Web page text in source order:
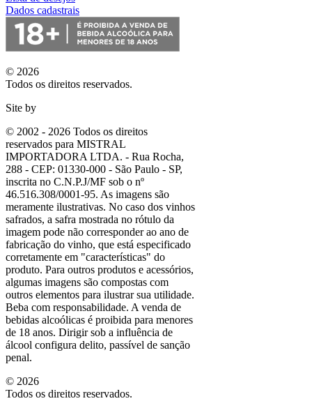
Dados cadastrais
© 2026
Todos os direitos reservados.
Site by
© 2002 - 2026 Todos os direitos
reservados para MISTRAL
IMPORTADORA LTDA. - Rua Rocha,
288 - CEP: 01330-000 - São Paulo - SP,
inscrita no C.N.P.J/MF sob o nº
46.516.308/0001-95. As imagens são
meramente ilustrativas. No caso dos vinhos
safrados, a safra mostrada no rótulo da
imagem pode não corresponder ao ano de
fabricação do vinho, que está especificado
corretamente em "características" do
produto. Para outros produtos e acessórios,
algumas imagens são compostas com
outros elementos para ilustrar sua utilidade.
Beba com responsabilidade. A venda de
bebidas alcoólicas é proibida para menores
de 18 anos. Dirigir sob a influência de
álcool configura delito, passível de sanção
penal.
© 2026
Todos os direitos reservados.